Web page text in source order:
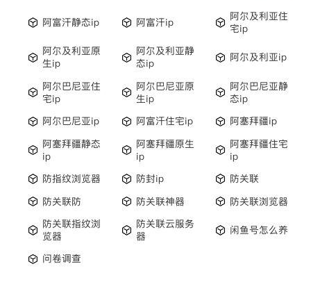
阿富汗静态ip 阿富汗ip
阿尔及利亚住
宅ip
阿尔及利亚原
生ip
阿尔及利亚静
态ip
阿尔及利亚ip
阿尔巴尼亚住
宅ip
阿尔巴尼亚原
生ip
阿尔巴尼亚静
态ip
阿尔巴尼亚ip
阿富汗住宅ip
阿塞拜疆ip
阿塞拜疆静态
ip
阿塞拜疆原生
ip
阿塞拜疆住宅
ip
防指纹浏览器
防封ip
防关联
防关联防
防关联神器
防关联浏览器
防关联指纹浏
览器
防关联云服务
器
闲鱼号怎么养
问卷调查